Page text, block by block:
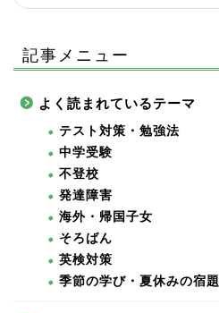
記事メニュー
よく読まれているテーマ
テスト対策・勉強法
中学受験
不登校
発達障害
海外・帰国子女
そろばん
英検対策
季節の学び・夏休みの宿題